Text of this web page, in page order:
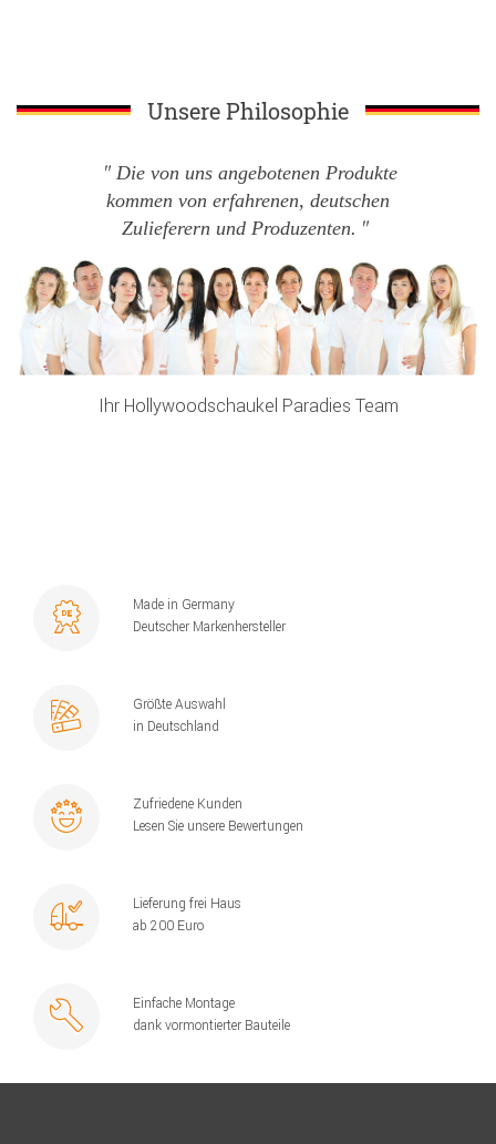
Unsere Philosophie
Die von uns angebotenen Produkte
kommen von erfahrenen, deutschen
Zulieferern und Produzenten.
Ihr Hollywoodschaukel Paradies Team
Made in Germany
Deutscher Markenhersteller
Größte Auswahl
in Deutschland
Zufriedene Kunden
Lesen Sie unsere Bewertungen
Lieferung frei Haus
ab 200 Euro
Einfache Montage
dank vormontierter Bauteile